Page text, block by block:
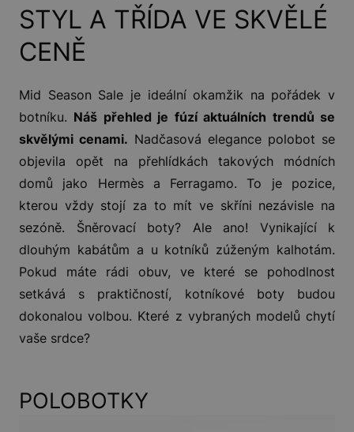
STYL A TŘÍDA VE SKVĚLÉ
CENĚ
Mid Season Sale je ideální okamžik na pořádek v
botníku. Náš přehled je fúzí aktuálních trendů se
skvělými cenami. Nadčasová elegance polobot se
objevila opět na přehlídkách takových módních
domů jako Hermès a Ferragamo. To je pozice,
kterou vždy stojí za to mít ve skříni nezávisle na
sezóně. Šněrovací boty? Ale ano! Vynikající k
dlouhým kabátům a u kotníků zúženým kalhotám.
Pokud máte rádi obuv, ve které se pohodlnost
setkává s praktičností, kotníkové boty budou
dokonalou volbou. Které z vybraných modelů chytí
vaše srdce?
POLOBOTKY